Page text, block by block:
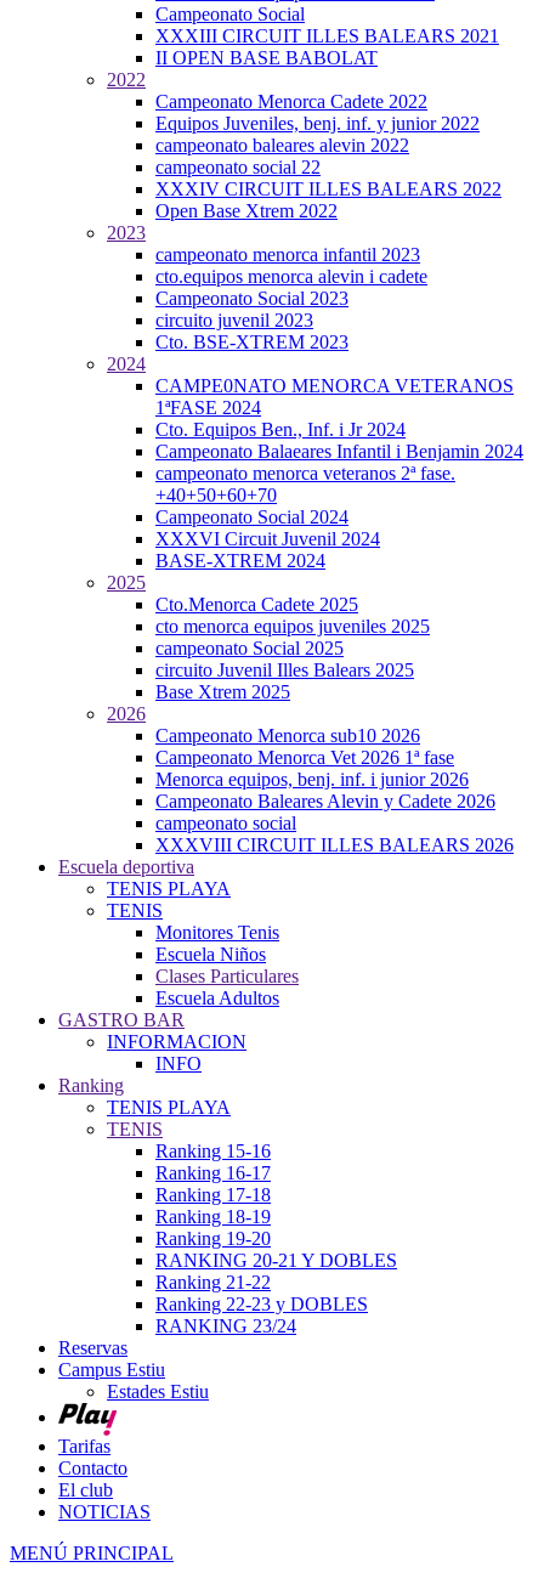
Campeonato Social
XXXIII CIRCUIT ILLES BALEARS 2021
II OPEN BASE BABOLAT
2022
Campeonato Menorca Cadete 2022
Equipos Juveniles, benj. inf. y junior 2022
campeonato baleares alevin 2022
campeonato social 22
XXXIV CIRCUIT ILLES BALEARS 2022
Open Base Xtrem 2022
2023
campeonato menorca infantil 2023
cto.equipos menorca alevin i cadete
Campeonato Social 2023
circuito juvenil 2023
Cto. BSE-XTREM 2023
2024
CAMPE0NATO MENORCA VETERANOS
1ªFASE 2024
Cto. Equipos Ben., Inf. i Jr 2024
Campeonato Balaeares Infantil i Benjamin 2024
campeonato menorca veteranos 2ª fase.
+40+50+60+70
Campeonato Social 2024
XXXVI Circuit Juvenil 2024
BASE-XTREM 2024
2025
Cto.Menorca Cadete 2025
cto menorca equipos juveniles 2025
campeonato Social 2025
circuito Juvenil Illes Balears 2025
Base Xtrem 2025
2026
Campeonato Menorca sub10 2026
Campeonato Menorca Vet 2026 1ª fase
Menorca equipos, benj. inf. i junior 2026
Campeonato Baleares Alevin y Cadete 2026
campeonato social
XXXVIII CIRCUIT ILLES BALEARS 2026
Escuela deportiva
TENIS PLAYA
TENIS
Monitores Tenis
Escuela Niños
Clases Particulares
Escuela Adultos
GASTRO BAR
INFORMACION
INFO
Ranking
TENIS PLAYA
TENIS
Ranking 15-16
Ranking 16-17
Ranking 17-18
Ranking 18-19
Ranking 19-20
RANKING 20-21 Y DOBLES
Ranking 21-22
Ranking 22-23 y DOBLES
RANKING 23/24
Reservas
Campus Estiu
Estades Estiu
Tarifas
Contacto
El club
NOTICIAS
MENÚ PRINCIPAL